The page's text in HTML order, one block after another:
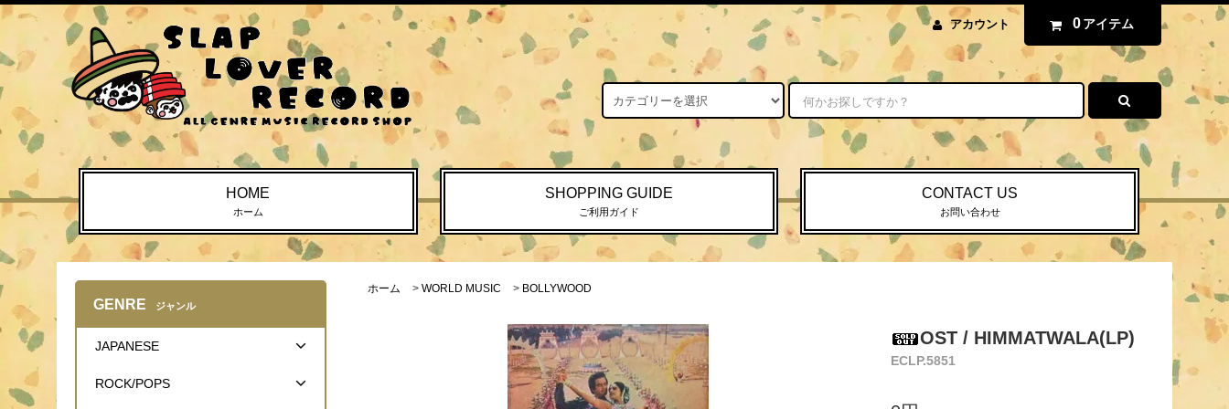
アカウント 0 アイテム
HOME
ホーム
SHOPPING GUIDE
ご利用ガイド
CONTACT US
お問い合わせ
ホーム > WORLD MUSIC > BOLLYWOOD
OST / HIMMATWALA(LP)
ECLP.5851
GENRE ジャンル
JAPANESE
ROCK/POPS